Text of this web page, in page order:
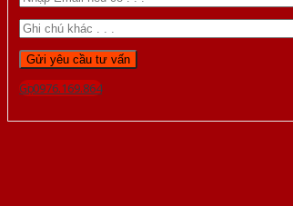
Gọi 0976.169.864